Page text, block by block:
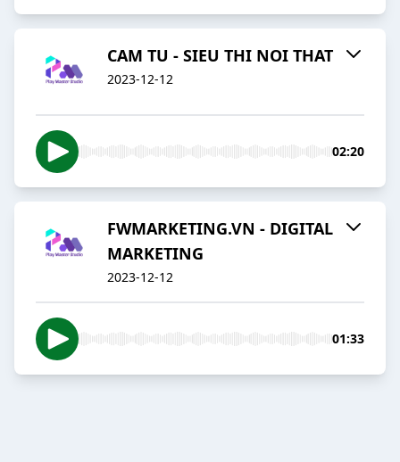
CAM TU - SIEU THI NOI THAT
2023-12-12
02:20
FWMARKETING.VN - DIGITAL
MARKETING
2023-12-12
01:33